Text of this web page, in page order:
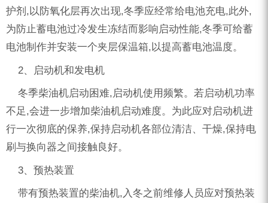
护剂,以防氧化层再次出现,冬季应经常给电池充电,此外,
为防止蓄电池过冷发生冻结而影响启动性能,冬季可给蓄
电池制作并安装一个夹层保温箱,以提高蓄电池温度。
2、启动机和发电机
冬季柴油机启动困难,启动机使用频繁。若启动机功率
不足,会进一步增加柴油机启动难度。为此应对启动机进
行一次彻底的保养,保持启动机各部位清洁、干燥,保持电
刷与换向器之间接触良好。
3、预热装置
带有预热装置的柴油机,入冬之前维修人员应对预热装